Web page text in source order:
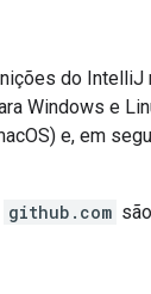
do IntelliJ
Windows e
e, em
github.com